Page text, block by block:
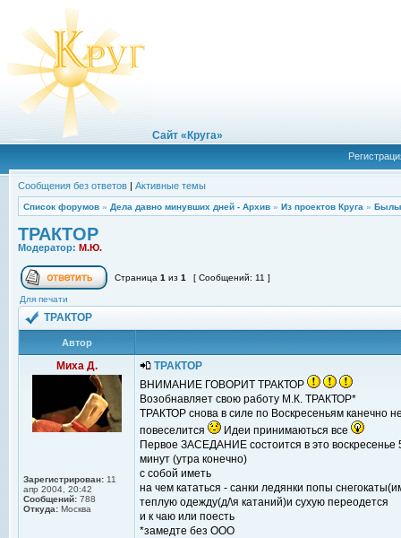
Сайт «Круга»
Сообщения без ответов | Активные темы
Список форумов » Дела давно минувших дней - Архив » Из проектов Круга »
ТРАКТОР
Модератор: М.Ю.
Страница 1 из 1 [ Сообщений: 11 ]
Для печати
ТРАКТОР
Автор
Миха Д.
Зарегистрирован: 11
апр 2004, 20:42
Сообщений: 788
Откуда: Москва
ТРАКТОР
ВНИМАНИЕ ГОВОРИТ ТРАКТОР
Возобнавляет свою работу М.К. ТРАКТОР*
ТРАКТОР снова в силе по Воскресеньям канечно
повеселится
Идеи принимаються все
Первое ЗАСЕДАНИЕ состоится в это воскресенье
минут (утра конечно)
с собой иметь
на чем кататься - санки ледянки попы
теплую одежду(д/\я катаний)и сухую переодется
и к чаю или поесть
*замедте без ООО